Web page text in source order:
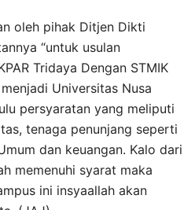
oleh pihak Ditjen Dikti
“untuk usulan
Tridaya Dengan STMIK
Universitas Nusa
persyaratan yang meliputi
tenaga penunjang seperti
dan keuangan. Kalo dari
memenuhi syarat maka
ini insyaallah akan